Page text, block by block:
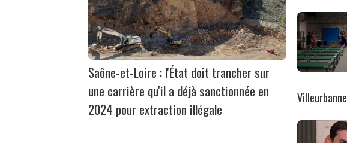
Saône-et-Loire : l'État doit trancher sur
une carrière qu'il a déjà sanctionnée en
2024 pour extraction illégale
Villeurbanne